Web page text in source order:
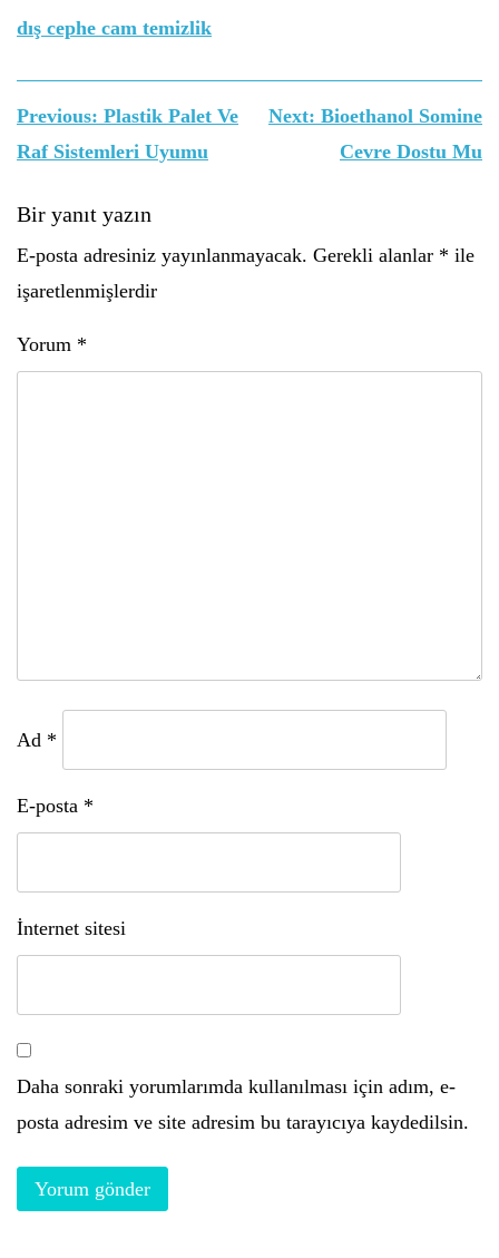
dış cephe cam temizlik
Yazı
gezinmesi
Previous: Plastik Palet Ve
Raf Sistemleri Uyumu
Next: Bioethanol Somine
Cevre Dostu Mu
Bir yanıt yazın
E-posta adresiniz yayınlanmayacak. Gerekli alanlar * ile
işaretlenmişlerdir
Yorum *
Ad *
E-posta *
İnternet sitesi
Daha sonraki yorumlarımda kullanılması için adım, e-
posta adresim ve site adresim bu tarayıcıya kaydedilsin.